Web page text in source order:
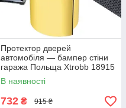
Протектор дверей
автомобіля — бампер стіни
гаража Польща Xtrobb 18915
В наявності
732 ₴ 915 ₴